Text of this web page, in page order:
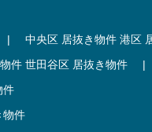
| 中央区 居抜き物件 港区
件 世田谷区 居抜き物件
|
件
物件